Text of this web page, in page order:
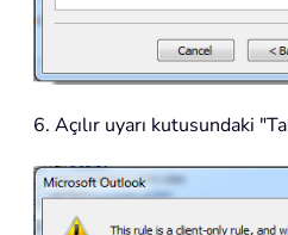
6. Açılır uyarı kutusundaki